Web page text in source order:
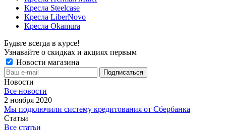
Кресла Steelcase
Кресла LiberNovo
Кресла Okamura
Будьте всегда в курсе!
Узнавайте о скидках и акциях первым
Новости магазина
Новости
Все новости
2 ноября 2020
Мы подключили систему кредитования от Сбербанка
Статьи
Все статьи